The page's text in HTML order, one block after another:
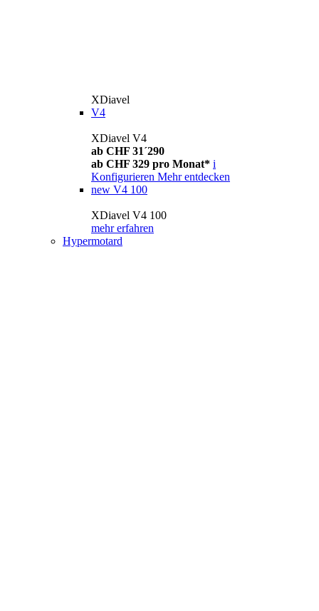
XDiavel
V4
XDiavel V4
ab CHF 31´290
ab CHF 329 pro Monat* i
Konfigurieren Mehr entdecken
new V4 100
XDiavel V4 100
mehr erfahren
Hypermotard